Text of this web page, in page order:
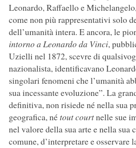
Leonardo, Raffaello e
come non più rappresentativi solo
dell’umanità intera. E ancora, le
intorno a Leonardo da Vinci,
Uzielli nel 1872, scevre di
nazionalista, identificavano
singolari fenomeni che l’umanità
sua incessante evoluzione”. La
definitiva, non risiede né nella sua
geografica, nétout courtnelle sue
nel valore della sua arte e nella sua
comune, d’interpretare e osservare